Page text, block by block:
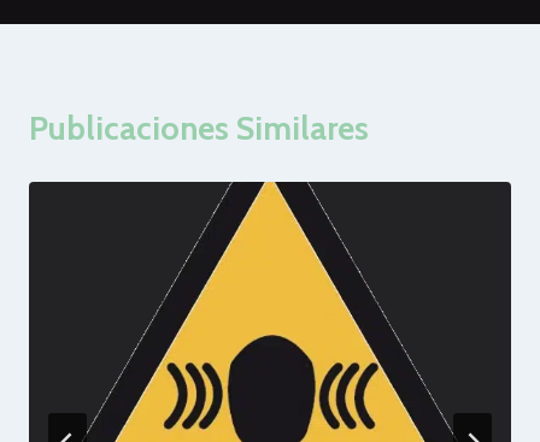
Publicaciones Similares